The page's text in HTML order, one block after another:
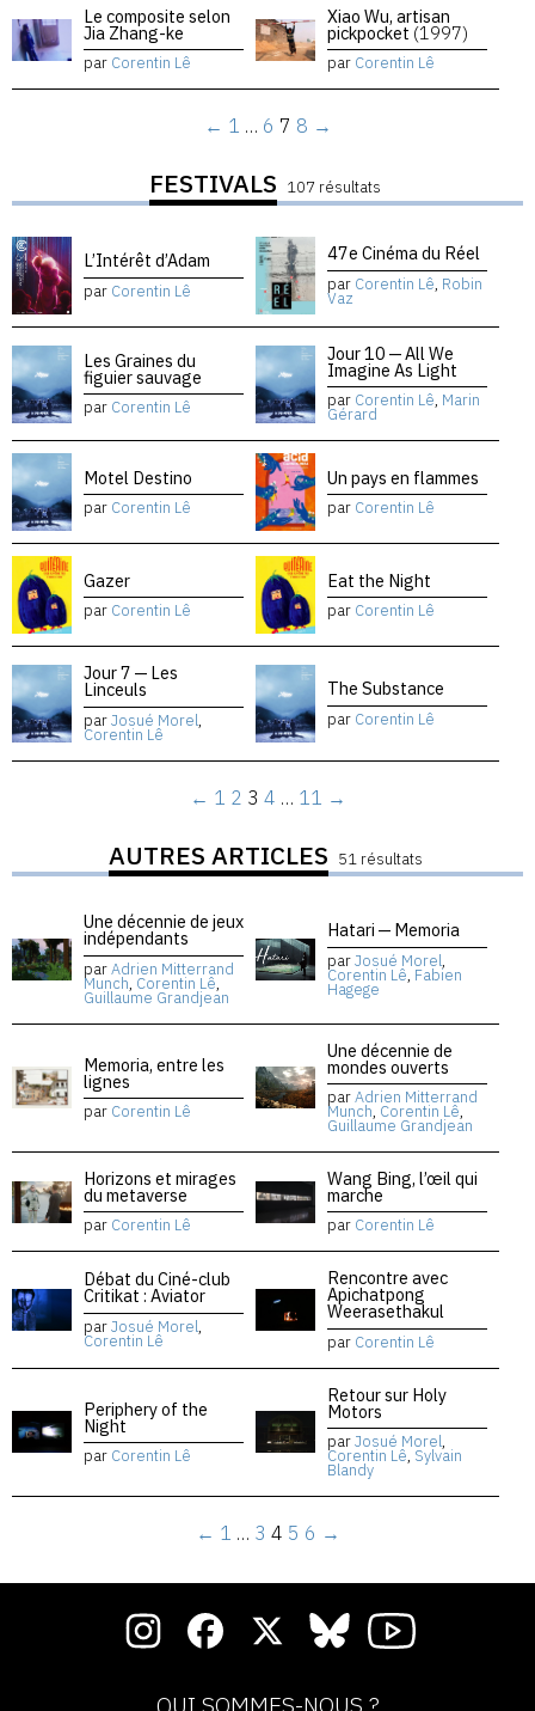
Le composite selon
Jia Zhang-ke
par Corentin Lê
Xiao Wu, artisan
pickpocket (1997)
par Corentin Lê
← 1 … 6 7 8 →
FESTIVALS 107 résultats
L’Intérêt d’Adam
par Corentin Lê
47e Cinéma du Réel
par Corentin Lê, Robin
Vaz
Les Graines du
figuier sauvage
par Corentin Lê
Jour 10 — All We
Imagine As Light
par Corentin Lê, Marin
Gérard
Motel Destino
par Corentin Lê
Un pays en flammes
par Corentin Lê
Gazer
par Corentin Lê
Eat the Night
par Corentin Lê
Jour 7 — Les
Linceuls
parJosué Morel,
Corentin Lê
The Substance
par Corentin Lê
← 1 2 3 4 … 11 →
AUTRES ARTICLES 51 résultats
Une décennie de jeux
indépendants
parAdrien Mitterrand
Munch, Corentin Lê,
Guillaume Grandjean
Hatari — Memoria
parJosué Morel,
Corentin Lê, Fabien
Hagege
Memoria, entre les
lignes
par Corentin Lê
Une décennie de
mondes ouverts
parAdrien Mitterrand
Munch, Corentin Lê,
Guillaume Grandjean
Horizons et mirages
du metaverse
par Corentin Lê
Wang Bing, l’œil qui
marche
par Corentin Lê
Débat du Ciné-club
Critikat : Aviator
parJosué Morel,
Corentin Lê
Rencontre avec
Apichatpong
Weerasethakul
par Corentin Lê
Periphery of the
Night
par Corentin Lê
Retour sur Holy
Motors
parJosué Morel,
Corentin Lê, Sylvain
Blandy
← 1 … 3 4 5 6 →
QUI SOMMES-NOUS ?